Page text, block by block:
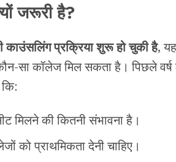
जरूरी है?
काउंसलिंग प्रक्रिया शुरू हो चुकी है,
सा कॉलेज मिल सकता है। पिछले
मिलने की कितनी संभावना है।
को प्राथमिकता देनी चाहिए।